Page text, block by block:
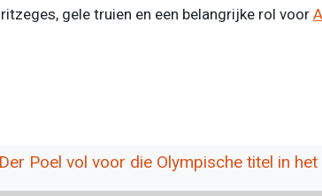
gele truien en een belangrijke rol voor
Poel vol voor die Olympische titel in